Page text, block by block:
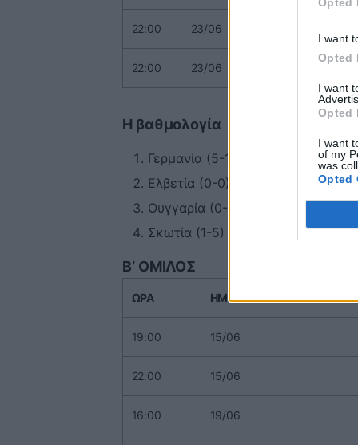
I want
Opted
I want
Opted
I want
of my
was
Opted
22:00 23/06
22:00 23/06 Σκωτία
Η βαθμολογία
Γερμανία (5-1) 3
Ελβετία (0-0) 0
Ουγγαρία (0-0) 0
Σκωτία (1-5) 0
Β’ ΟΜΙΛΟΣ
ΩΡΑ ΗΜΕΡΟΜΗΝΙΑ
19:00 15/06
22:00 15/06
16:00 19/06